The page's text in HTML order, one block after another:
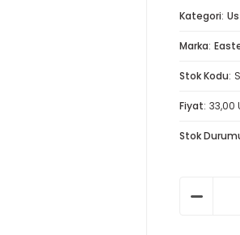
Kategori
Marka
Stok Kodu
Fiyat 33,00
Stok